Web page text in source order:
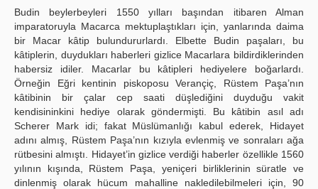
Budin beylerbeyleri 1550 yılları başından itibaren Alman
imparatoruyla Macarca mektuplaştıkları için, yanlarında daima
bir Macar kâtip bulundururlardı. Elbette Budin paşaları, bu
kâtiplerin, duydukları haberleri gizlice Macarlara bildirdiklerinden
habersiz idiler. Macarlar bu kâtipleri hediyelere boğarlardı.
Örneğin Eğri kentinin piskoposu Verançiç, Rüstem Paşa’nın
kâtibinin bir çalar cep saati düşlediğini duyduğu vakit
kendisininkini hediye olarak göndermişti. Bu kâtibin asıl adı
Scherer Mark idi; fakat Müslümanlığı kabul ederek, Hidayet
adını almış, Rüstem Paşa’nın kızıyla evlenmiş ve sonraları ağa
rütbesini almıştı. Hidayet’in gizlice verdiği haberler özellikle 1560
yılının kışında, Rüstem Paşa, yeniçeri birliklerinin süratle ve
dinlenmiş olarak hücum mahalline nakledilebilmeleri için, 90